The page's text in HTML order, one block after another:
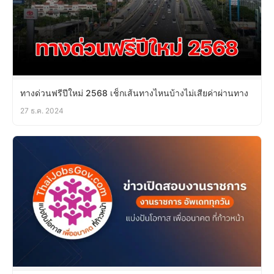
ทางด่วนฟรีปีใหม่ 2568 เช็กเส้นทางไหนบ้างไม่เสียค่าผ่านทาง
27 ธ.ค. 2024